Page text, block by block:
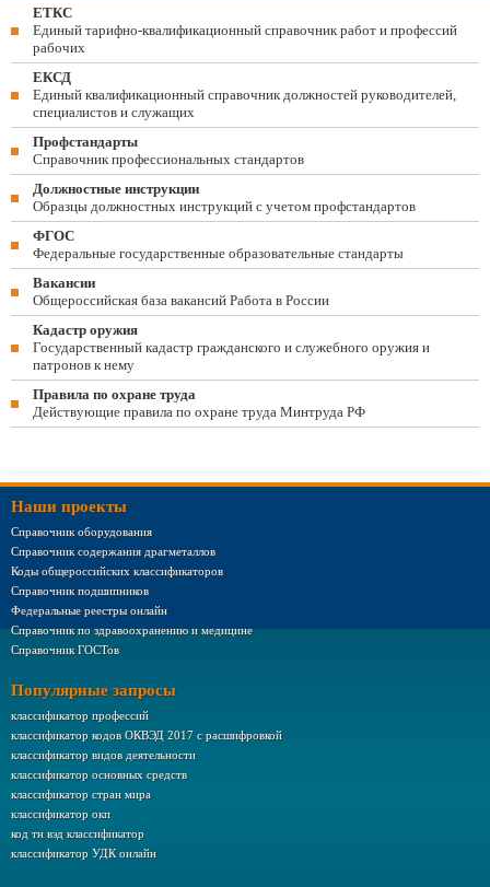
ЕТКС
Единый тарифно-квалификационный справочник работ и профессий
рабочих
ЕКСД
Единый квалификационный справочник должностей руководителей,
специалистов и служащих
Профстандарты
Справочник профессиональных стандартов
Должностные инструкции
Образцы должностных инструкций с учетом профстандартов
ФГОС
Федеральные государственные образовательные стандарты
Вакансии
Общероссийская база вакансий Работа в России
Кадастр оружия
Государственный кадастр гражданского и служебного оружия и
патронов к нему
Правила по охране труда
Действующие правила по охране труда Минтруда РФ
Наши проекты
Справочник оборудования
Справочник содержания драгметаллов
Коды общероссийских классификаторов
Справочник подшипников
Федеральные реестры онлайн
Справочник по здравоохранению и медицине
Справочник ГОСТов
Популярные запросы
классификатор профессий
классификатор кодов ОКВЭД 2017 с расшифровкой
классификатор видов деятельности
классификатор основных средств
классификатор стран мира
классификатор окп
код тн вэд классификатор
классификатор УДК онлайн